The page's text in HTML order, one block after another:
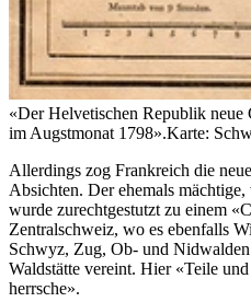
«Der Helvetischen Republik
im Augstmonat 1798».Karte:
Allerdings zog Frankreich die
Absichten. Der ehemals
wurde zurechtgestutzt zu einem
Zentralschweiz, wo es ebenfalls
Schwyz, Zug, Ob- und
Waldstätte vereint. Hier «Teile
herrsche».